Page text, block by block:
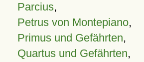
Parcius,
Petrus von Montepiano,
Primus und Gefährten,
Quartus und Gefährten,